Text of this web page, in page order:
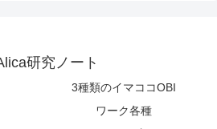
研究ノート
3種類のイマココOBI
ワーク各種